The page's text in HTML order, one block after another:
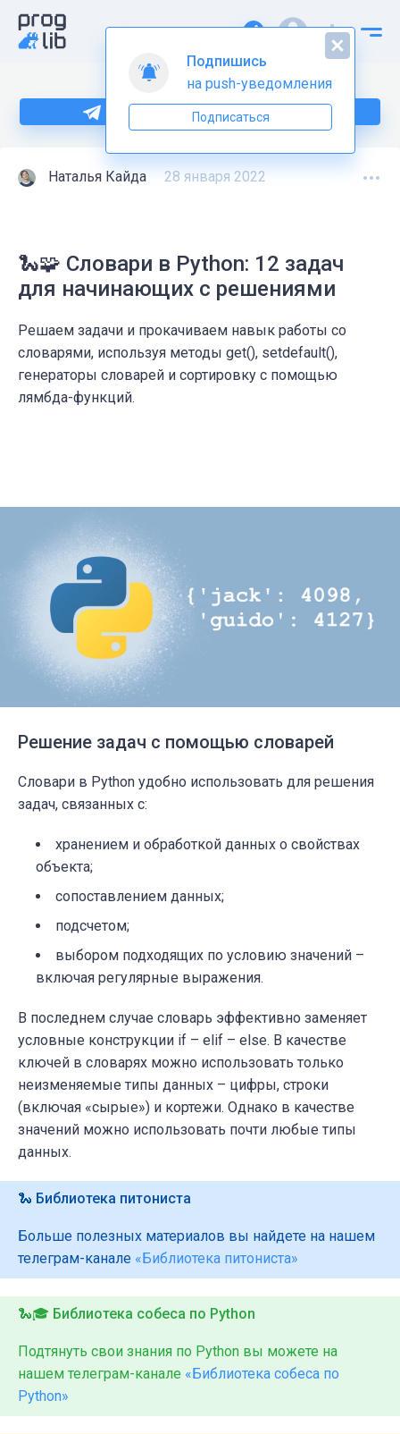
Больше информации по Python тут
Наталья Кайда 28 января 2022
🐍🧩 Словари в Python: 12 задач
для начинающих с решениями
Решаем задачи и прокачиваем навык работы со
словарями, используя методы get(), setdefault(),
генераторы словарей и сортировку с помощью
лямбда-функций.
Решение задач с помощью словарей
Словари в Python удобно использовать для решения
задач, связанных с:
хранением и обработкой данных о свойствах
объекта;
сопоставлением данных;
подсчетом;
выбором подходящих по условию значений –
включая регулярные выражения.
В последнем случае словарь эффективно заменяет
условные конструкции if – elif – else. В качестве
ключей в словарях можно использовать только
неизменяемые типы данных – цифры, строки
(включая «сырые») и кортежи. Однако в качестве
значений можно использовать почти любые типы
данных.
🐍 Библиотека питониста
Больше полезных материалов вы найдете на нашем
телеграм-канале «Библиотека питониста»
🐍🎓 Библиотека собеса по Python
Подтянуть свои знания по Python вы можете на
нашем телеграм-канале «Библиотека собеса по
Python»
Подпишись
на push-уведомления
Подписаться